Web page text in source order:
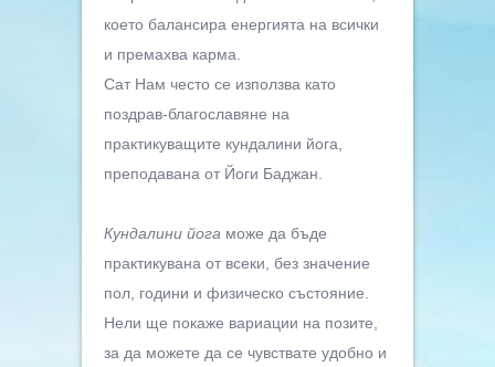
което балансира енергията на всички
и премахва карма.
Сат Нам често се използва като
поздрав-благославяне на
практикуващите кундалини йога,
преподавана от Йоги Баджан.
Кундалини йога може да бъде
практикувана от всеки, без значение
пол, години и физическо състояние.
Нели ще покаже вариации на позите,
за да можете да се чувствате удобно и